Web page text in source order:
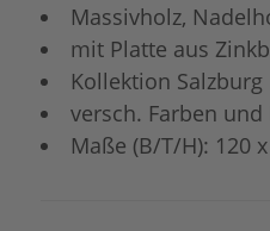
Massivholz,
mit Platte aus
Kollektion Salzburg
versch. Farben
Maße (B/T/H): 120